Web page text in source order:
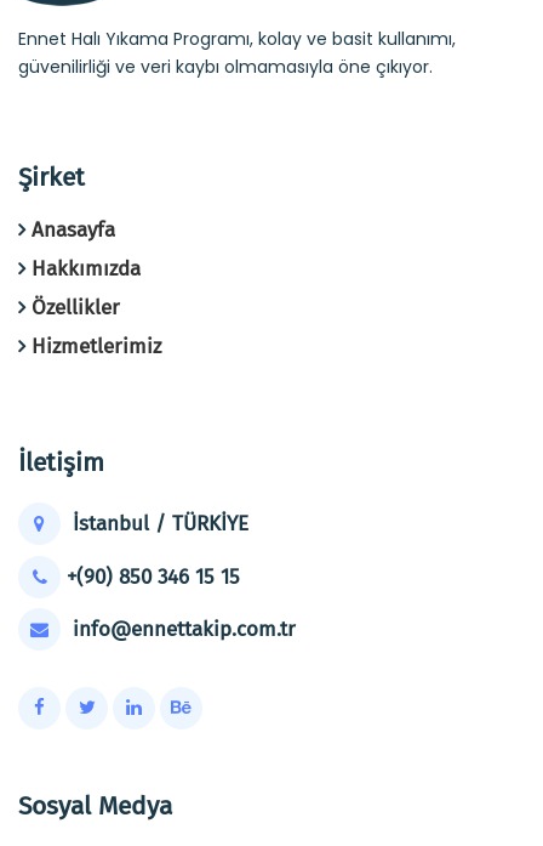
Ennet Halı Yıkama Programı, kolay ve basit kullanımı,
güvenilirliği ve veri kaybı olmamasıyla öne çıkıyor.
Şirket
Anasayfa
Hakkımızda
Özellikler
Hizmetlerimiz
İletişim
İstanbul / TÜRKİYE
+(90) 850 346 15 15
info@ennettakip.com.tr
Sosyal Medya